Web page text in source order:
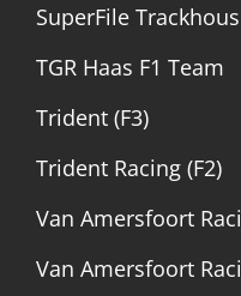
SuperFile
TGR Haas F1 Team
Trident (F3)
Trident Racing (F2)
Van Amersfoort
Van Amersfoort